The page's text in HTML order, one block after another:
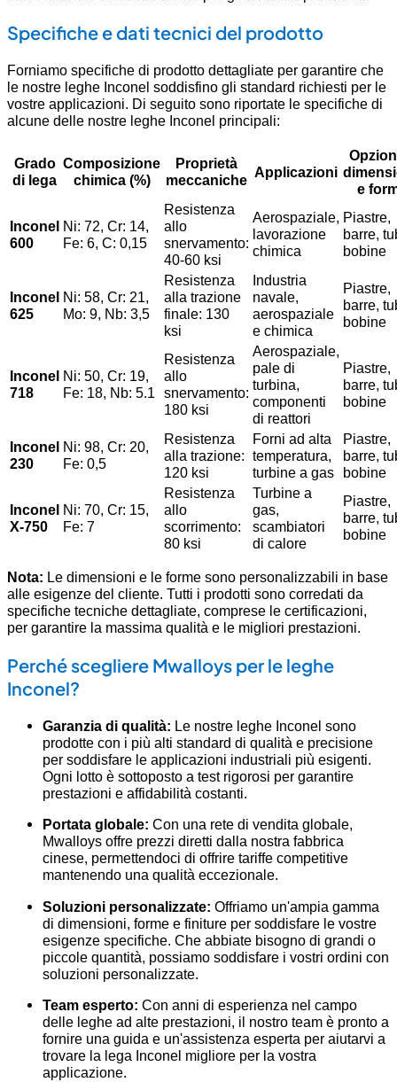
Specifiche e dati tecnici del prodotto
Forniamo specifiche di prodotto dettagliate per garantire che
le nostre leghe Inconel soddisfino gli standard richiesti per le
vostre applicazioni. Di seguito sono riportate le specifiche di
alcune delle nostre leghe Inconel principali:
Grado
di lega
Composizione
chimica (%)
Proprietà
meccaniche Applicazioni
e
Inconel
600
Ni: 72, Cr: 14,
Fe: 6, C: 0,15
Resistenza
allo
snervamento:
40-60 ksi
Aerospaziale,
lavorazione
chimica
Piastre,
barre,
bobine
Inconel
625
Ni: 58, Cr: 21,
Mo: 9, Nb: 3,5
Resistenza
alla trazione
finale: 130
ksi
Industria
navale,
aerospaziale
e chimica
Piastre,
barre,
bobine
Inconel
718
Ni: 50, Cr: 19,
Fe: 18, Nb: 5.1
Resistenza
allo
snervamento:
180 ksi
Aerospaziale,
pale di
turbina,
componenti
di reattori
Piastre,
barre,
bobine
Inconel
230
Ni: 98, Cr: 20,
Fe: 0,5
Resistenza
alla trazione:
120 ksi
Forni ad alta
temperatura,
turbine a gas
Piastre,
barre,
bobine
Inconel
X-750
Ni: 70, Cr: 15,
Fe: 7
Resistenza
allo
scorrimento:
80 ksi
Turbine a
gas,
scambiatori
di calore
Piastre,
barre,
bobine
Nota: Le dimensioni e le forme sono personalizzabili in base
alle esigenze del cliente. Tutti i prodotti sono corredati da
specifiche tecniche dettagliate, comprese le certificazioni,
per garantire la massima qualità e le migliori prestazioni.
Perché scegliere Mwalloys per le leghe
Inconel?
Garanzia di qualità: Le nostre leghe Inconel sono
prodotte con i più alti standard di qualità e precisione
per soddisfare le applicazioni industriali più esigenti.
Ogni lotto è sottoposto a test rigorosi per garantire
prestazioni e affidabilità costanti.
Portata globale: Con una rete di vendita globale,
Mwalloys offre prezzi diretti dalla nostra fabbrica
cinese, permettendoci di offrire tariffe competitive
mantenendo una qualità eccezionale.
Soluzioni personalizzate: Offriamo un'ampia gamma
di dimensioni, forme e finiture per soddisfare le vostre
esigenze specifiche. Che abbiate bisogno di grandi o
piccole quantità, possiamo soddisfare i vostri ordini con
soluzioni personalizzate.
Team esperto: Con anni di esperienza nel campo
delle leghe ad alte prestazioni, il nostro team è pronto a
fornire una guida e un'assistenza esperta per aiutarvi a
trovare la lega Inconel migliore per la vostra
applicazione.